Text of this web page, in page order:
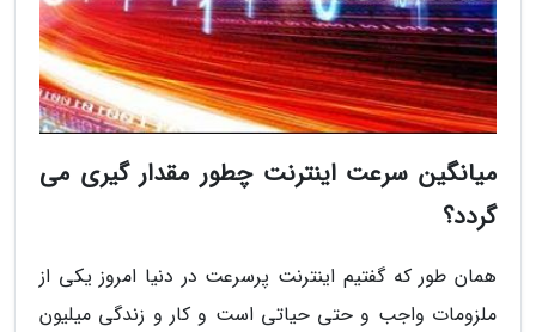
میانگین سرعت اینترنت چطور مقدار گیری می
گردد؟
همان طور که گفتیم اینترنت پرسرعت در دنیا امروز یکی از
ملزومات واجب و حتی حیاتی است و کار و زندگی میلیون